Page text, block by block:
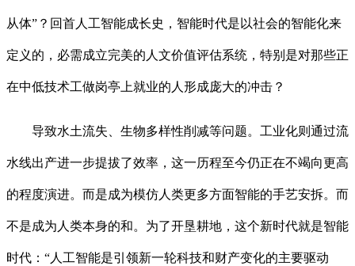
从体”？回首人工智能成长史，智能时代是以社会的智能化来
定义的，必需成立完美的人文价值评估系统，特别是对那些正
在中低技术工做岗亭上就业的人形成庞大的冲击？
导致水土流失、生物多样性削减等问题。工业化则通过流
水线出产进一步提拔了效率，这一历程至今仍正在不竭向更高
的程度演进。而是成为模仿人类更多方面智能的手艺安拆。而
不是成为人类本身的和。为了开垦耕地，这个新时代就是智能
时代：“人工智能是引领新一轮科技和财产变化的主要驱动